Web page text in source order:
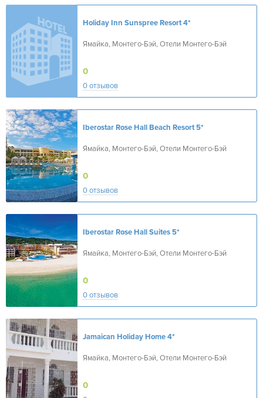
Holiday Inn Sunspree Resort4*
Ямайка, Монтего-Бэй, Отели Монтего-Бэй
0
0 отзывов
Iberostar Rose Hall Beach Resort5*
Ямайка, Монтего-Бэй, Отели Монтего-Бэй
0
0 отзывов
Iberostar Rose Hall Suites5*
Ямайка, Монтего-Бэй, Отели Монтего-Бэй
0
0 отзывов
Jamaican Holiday Home4*
Ямайка, Монтего-Бэй, Отели Монтего-Бэй
0